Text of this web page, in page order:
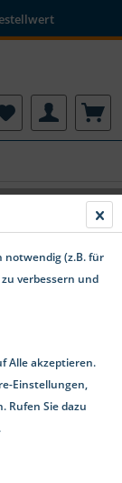
Stahl
notwendig (z.B. für
verbessern und
Alle akzeptieren.
Einstellungen,
Rufen Sie dazu